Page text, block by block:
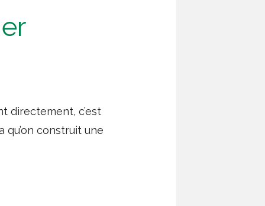
directement, c’est
qu’on construit une